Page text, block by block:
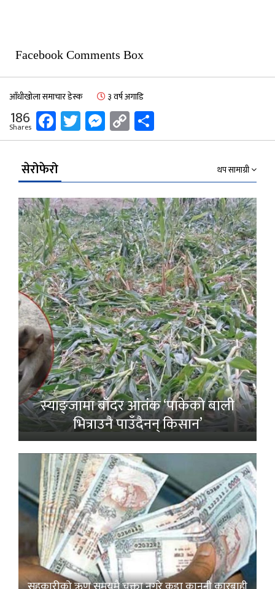
Facebook Comments Box
आँधीखोला समाचार डेस्क ३ वर्ष अगाडि
186
Shares Facebook
Twitter
Messenger
Copy
Link
सेरोफेरो थप सामाग्री
स्याङ्जामा बाँदर आतंक ‘पाकेको बाली
भित्राउनै पाउँदैनन् किसान’